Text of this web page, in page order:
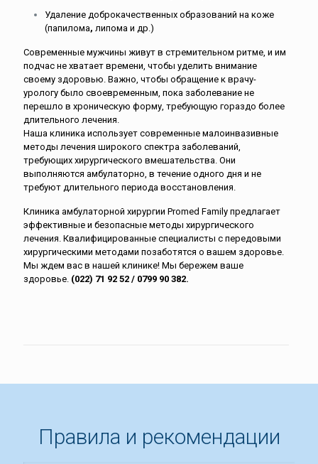
Удаление доброкачественных образований на коже
(папилома, липома и др.)
Современные мужчины живут в стремительном ритме, и им
подчас не хватает времени, чтобы уделить внимание
своему здоровью. Важно, чтобы обращение к врачу-
урологу было своевременным, пока заболевание не
перешло в хроническую форму, требующую гораздо более
длительного лечения.
Наша клиника использует современные малоинвазивные
методы лечения широкого спектра заболеваний,
требующих хирургического вмешательства. Они
выполняются амбулаторно, в течение одного дня и не
требуют длительного периода восстановления.
Клиника амбулаторной хирургии Promed Family предлагает
эффективные и безопасные методы хирургического
лечения. Квалифицированные специалисты с передовыми
хирургическими методами позаботятся о вашем здоровье.
Мы ждем вас в нашей клинике! Мы бережем ваше
здоровье. (022) 71 92 52 / 0799 90 382.
Правила и рекомендации